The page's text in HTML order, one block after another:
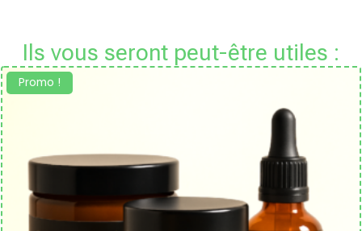
Ils vous seront peut-être utiles :
Promo !